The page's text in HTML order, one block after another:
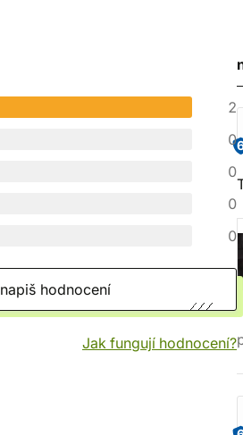
2
0
0
0
0
napiš hodnocení
Jak fungují hodnocení?